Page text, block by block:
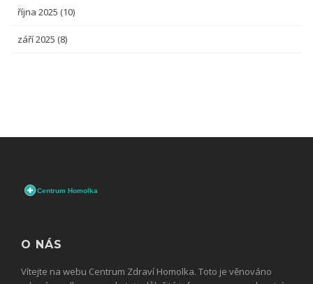
října 2025 (10)
září 2025 (8)
O NÁS
Vítejte na webu Centrum Zdraví Homolka. Toto je věnováno